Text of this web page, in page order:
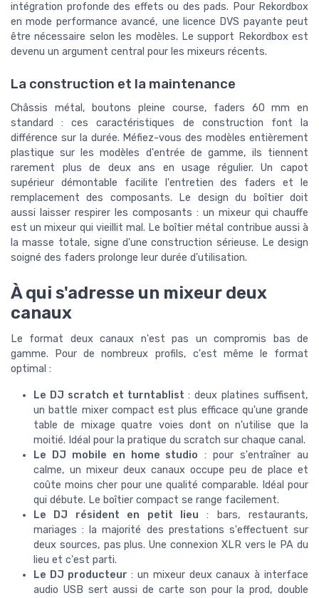
intégration profonde des effets ou des pads. Pour Rekordbox
en mode performance avancé, une licence DVS payante peut
être nécessaire selon les modèles. Le support Rekordbox est
devenu un argument central pour les mixeurs récents.
La construction et la maintenance
Châssis métal, boutons pleine course, faders 60 mm en
standard : ces caractéristiques de construction font la
différence sur la durée. Méfiez-vous des modèles entièrement
plastique sur les modèles d'entrée de gamme, ils tiennent
rarement plus de deux ans en usage régulier. Un capot
supérieur démontable facilite l'entretien des faders et le
remplacement des composants. Le design du boîtier doit
aussi laisser respirer les composants : un mixeur qui chauffe
est un mixeur qui vieillit mal. Le boîtier métal contribue aussi à
la masse totale, signe d'une construction sérieuse. Le design
soigné des faders prolonge leur durée d'utilisation.
À qui s'adresse un mixeur deux
canaux
Le format deux canaux n'est pas un compromis bas de
gamme. Pour de nombreux profils, c'est même le format
optimal :
Le DJ scratch et turntablist : deux platines suffisent,
un battle mixer compact est plus efficace qu'une grande
table de mixage quatre voies dont on n'utilise que la
moitié. Idéal pour la pratique du scratch sur chaque canal.
Le DJ mobile en home studio : pour s'entraîner au
calme, un mixeur deux canaux occupe peu de place et
coûte moins cher pour une qualité comparable. Idéal pour
qui débute. Le boîtier compact se range facilement.
Le DJ résident en petit lieu : bars, restaurants,
mariages : la majorité des prestations s'effectuent sur
deux sources, pas plus. Une connexion XLR vers le PA du
lieu et c'est parti.
Le DJ producteur : un mixeur deux canaux à interface
audio USB sert aussi de carte son pour la prod, double